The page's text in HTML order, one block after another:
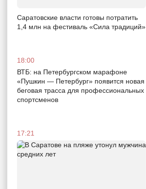
Саратовские власти готовы потратить
1,4 млн на фестиваль «Сила традиций»
18:00
ВТБ: на Петербургском марафоне
«Пушкин — Петербург» появится новая
беговая трасса для профессиональных
спортсменов
17:21